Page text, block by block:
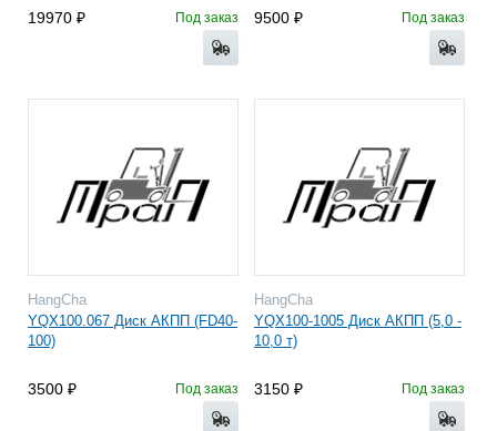
19970 Под заказ 9500 Под заказ
HangCha
YQX100.067 Диск АКПП (FD40-
100)
3500 Под заказ
HangCha
YQX100-1005 Диск АКПП (5,0 -
10,0 т)
3150 Под заказ